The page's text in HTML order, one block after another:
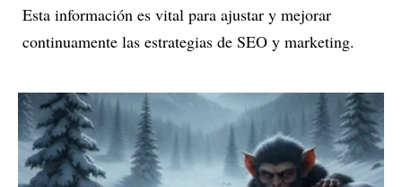
Esta información es vital para ajustar y mejorar
continuamente las estrategias de SEO y marketing.